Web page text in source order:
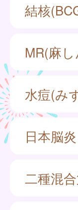
結核
MR(麻
水痘(み
日本脳炎
二種混